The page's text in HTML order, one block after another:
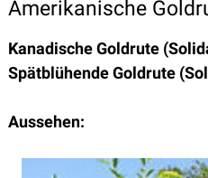
Amerikanische
Kanadische Goldrute
Spätblühende Goldrute
Aussehen: